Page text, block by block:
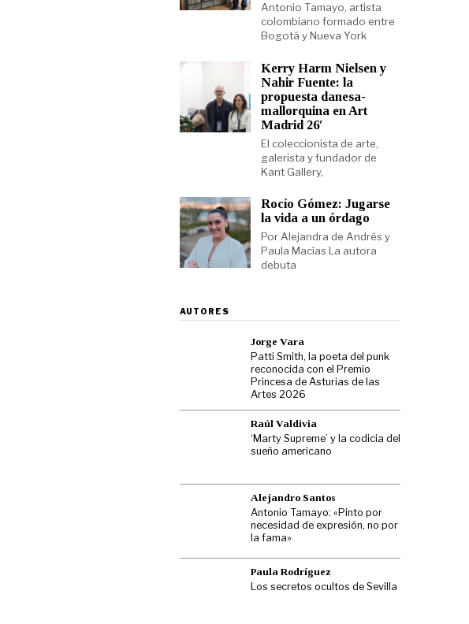
Antonio Tamayo, artista
colombiano formado entre
Bogotá y Nueva York
Kerry Harm Nielsen y
Nahir Fuente: la
propuesta danesa-
mallorquina en Art
Madrid 26′
El coleccionista de arte,
galerista y fundador de
Kant Gallery,
Rocío Gómez: Jugarse
la vida a un órdago
Por Alejandra de Andrés y
Paula Macías La autora
debuta
AUTORES
Jorge Vara
Patti Smith, la poeta del punk
reconocida con el Premio
Princesa de Asturias de las
Artes 2026
Raúl Valdivia
‘Marty Supreme’ y la codicia del
sueño americano
Alejandro Santos
Antonio Tamayo: «Pinto por
necesidad de expresión, no por
la fama»
Paula Rodríguez
Los secretos ocultos de Sevilla